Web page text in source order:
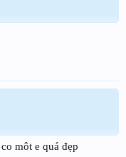
môt e quá đẹp